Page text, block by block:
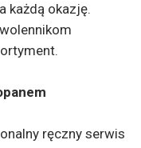
każdą okazję.
ręczny serwis